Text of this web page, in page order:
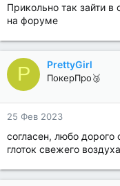
Прикольно так зайти в
на форуме
P PrettyGirl
ПокерПро🥉
25 Фев 2023
согласен, любо дорого
глоток свежего воздуха